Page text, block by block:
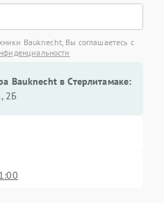
Bauknecht, Вы соглашаетесь с
Bauknecht в Стерлитамаке:
2Б